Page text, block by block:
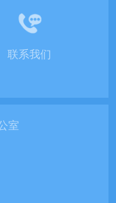
联系我们
室